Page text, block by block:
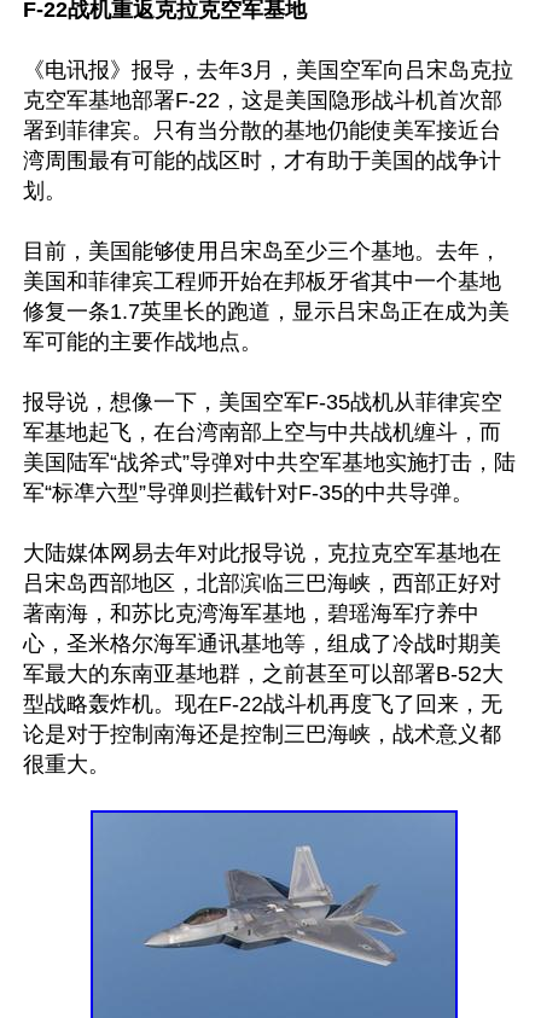
F-22战机重返克拉克空军基地
《电讯报》报导，去年3月，美国空军向吕宋岛克拉
克空军基地部署F-22，这是美国隐形战斗机首次部
署到菲律宾。只有当分散的基地仍能使美军接近台
湾周围最有可能的战区时，才有助于美国的战争计
划。
目前，美国能够使用吕宋岛至少三个基地。去年，
美国和菲律宾工程师开始在邦板牙省其中一个基地
修复一条1.7英里长的跑道，显示吕宋岛正在成为美
军可能的主要作战地点。
报导说，想像一下，美国空军F-35战机从菲律宾空
军基地起飞，在台湾南部上空与中共战机缠斗，而
美国陆军“战斧式”导弹对中共空军基地实施打击，陆
军“标凖六型”导弹则拦截针对F-35的中共导弹。
大陆媒体网易去年对此报导说，克拉克空军基地在
吕宋岛西部地区，北部滨临三巴海峡，西部正好对
著南海，和苏比克湾海军基地，碧瑶海军疗养中
心，圣米格尔海军通讯基地等，组成了冷战时期美
军最大的东南亚基地群，之前甚至可以部署B-52大
型战略轰炸机。现在F-22战斗机再度飞了回来，无
论是对于控制南海还是控制三巴海峡，战术意义都
很重大。